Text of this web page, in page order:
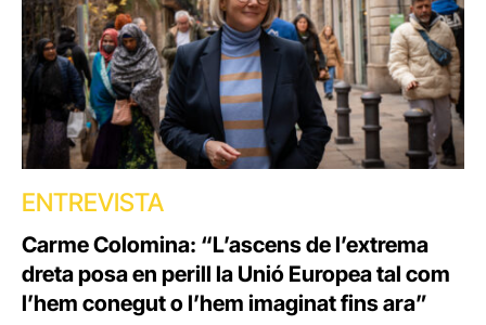
ENTREVISTA
Carme Colomina: “L’ascens de l’extrema
dreta posa en perill la Unió Europea tal com
l’hem conegut o l’hem imaginat fins ara”